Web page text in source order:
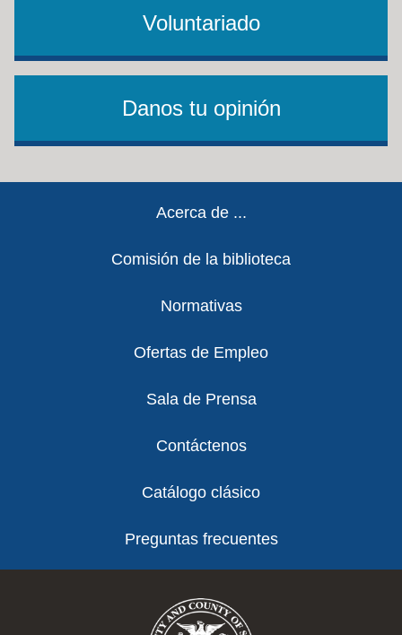
Voluntariado
Danos tu opinión
Acerca de ...
Comisión de la biblioteca
Normativas
Ofertas de Empleo
Sala de Prensa
Contáctenos
Catálogo clásico
Preguntas frecuentes